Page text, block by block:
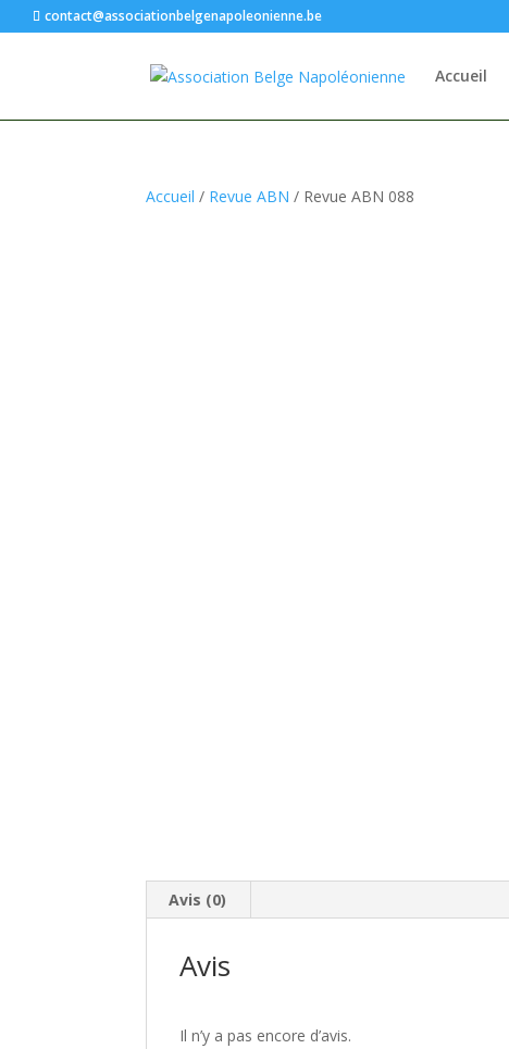
contact@associationbelgenapoleonienne.be
Accueil
Accueil / Revue ABN / Revue ABN 088
Avis (0)
Avis
Il n’y a pas encore d’avis.